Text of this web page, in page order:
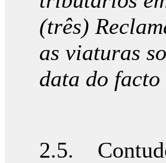
(três)
as viaturas
data do
2.5.